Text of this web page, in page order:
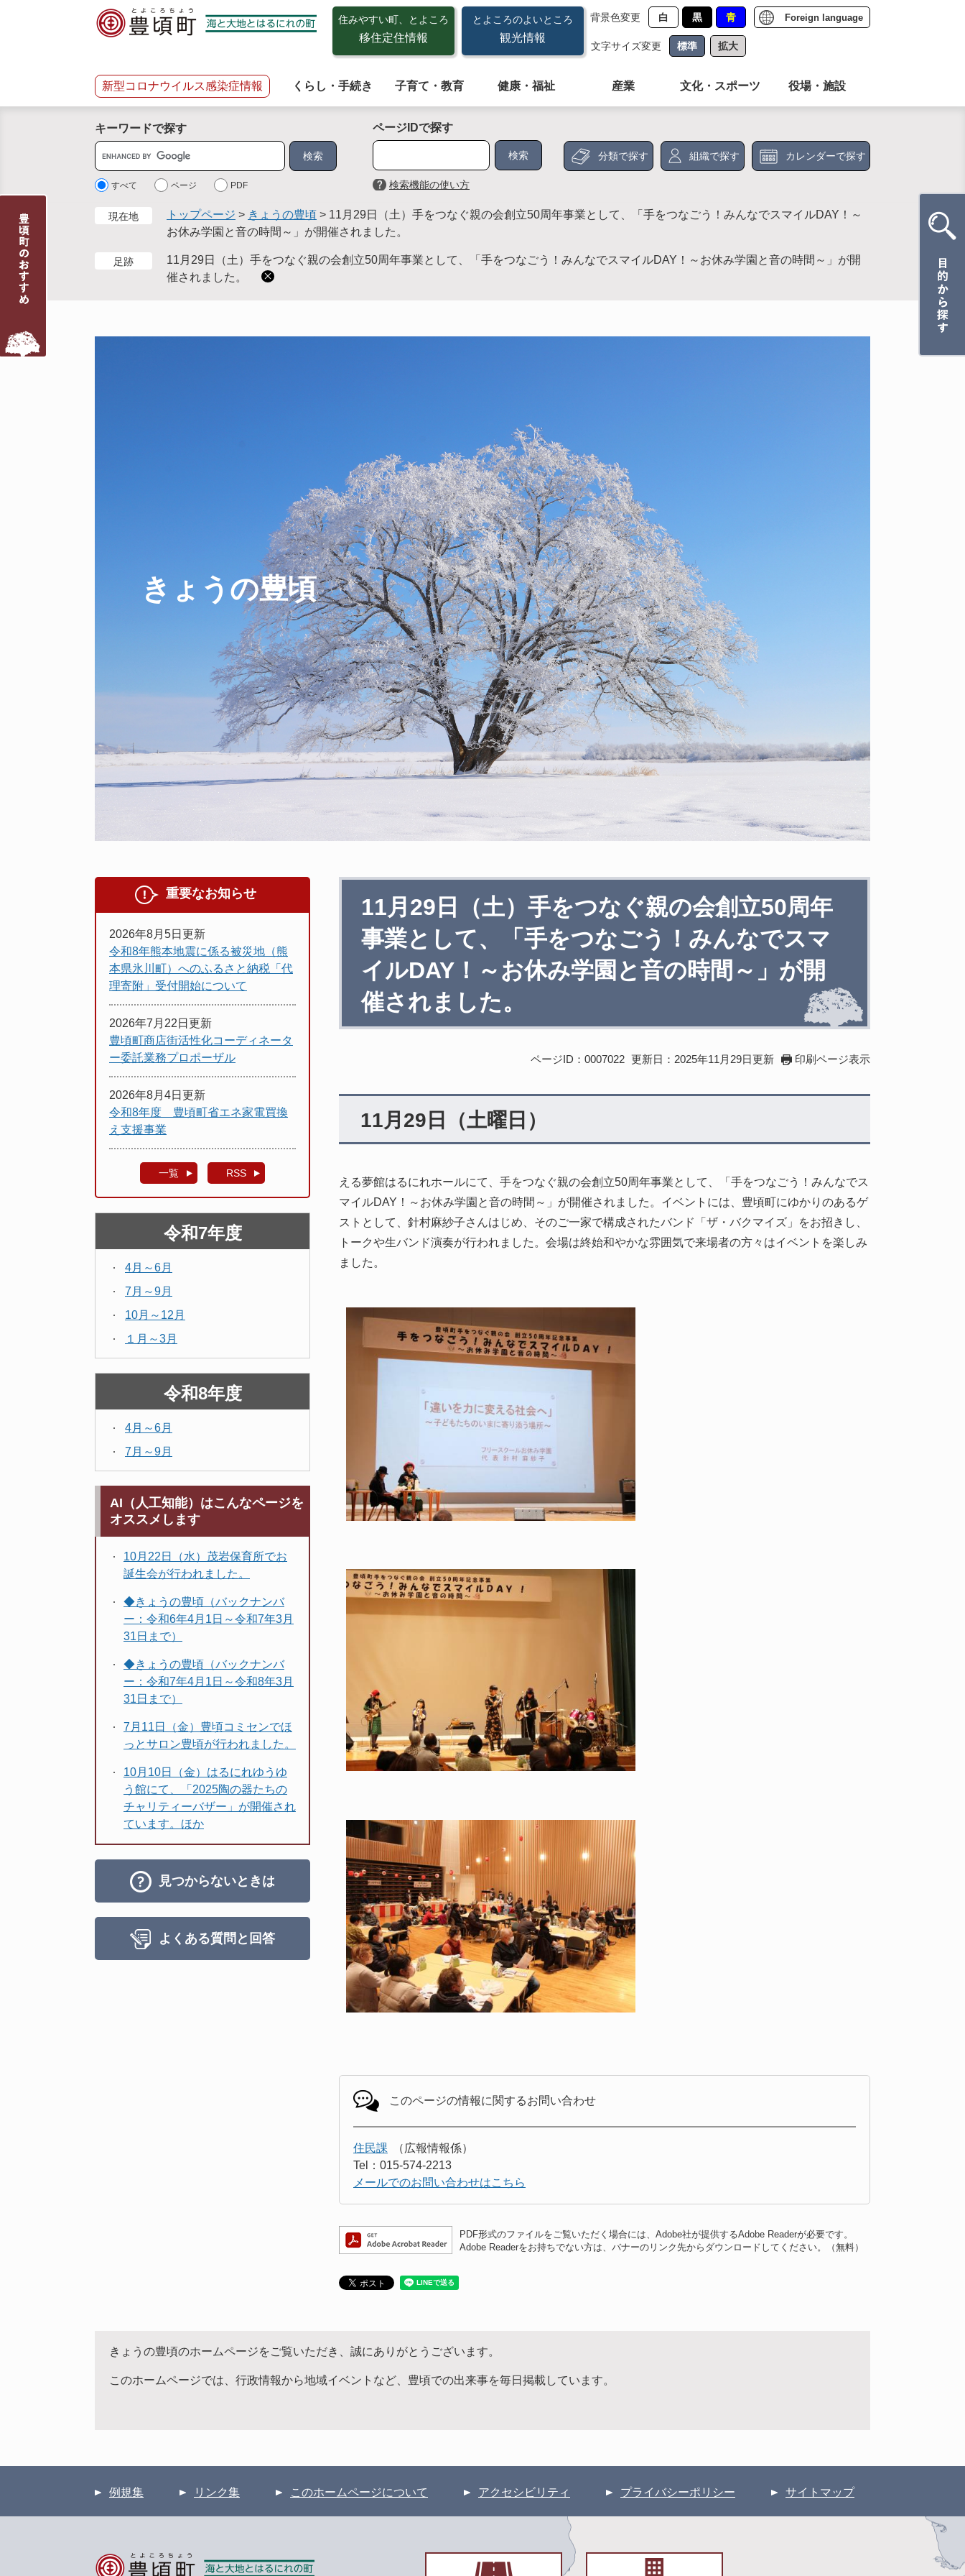
へ
住みやすい町、とよころ
移住定住情報
とよころのよいところ
観光情報
背景色変更 白 黒 青
文字サイズ変更 標準 拡大
Foreign language
新型コロナウイルス感染症情報 くらし・手続き 子育て・教育 健康・福祉 産業 文化・スポーツ 役場・施設
キーワードで探す
サ
イ
ト すべて ページ PDF
ページIDで探す
検索機能の使い方
分類で探す 組織で探す カレンダーで探す
現在地 トップページ > きょうの豊頃 > 11月29日（土）手をつなぐ親の会創立50周年事業として、「手をつなごう！みんなでスマイルDAY！～
お休み学園と音の時間～」が開催されました。
足跡
11月29日（土）手をつなぐ親の会創立50周年事業として、「手をつなごう！みんなでスマイルDAY！～お休み学園と音の時間～」が開
催されました。
きょうの豊頃
11月29日（土）手をつなぐ親の会創立50周年
事業として、「手をつなごう！みんなでスマ
イルDAY！～お休み学園と音の時間～」が開
催されました。
ページID：0007022 更新日：2025年11月29日更新 印刷ページ表示
11月29日（土曜日）
える夢館はるにれホールにて、手をつなぐ親の会創立50周年事業として、「手をつなごう！みんなでス
マイルDAY！～お休み学園と音の時間～」が開催されました。イベントには、豊頃町にゆかりのあるゲ
ストとして、針村麻紗子さんはじめ、そのご一家で構成されたバンド「ザ・バクマイズ」をお招きし、
トークや生バンド演奏が行われました。会場は終始和やかな雰囲気で来場者の方々はイベントを楽しみ
ました。
このページの情報に関するお問い合わせ
住民課
広報情報係
Tel：015-574-2213
メールでのお問い合わせはこちら
PDF形式のファイルをご覧いただく場合には、Adobe社が提供するAdobe Readerが必要です。
Adobe Readerをお持ちでない方は、バナーのリンク先からダウンロードしてください。（無料）
重要なお知らせ
2026年8月5日更新
令和8年熊本地震に係る被災地（熊
本県氷川町）へのふるさと納税「代
理寄附」受付開始について
2026年7月22日更新
豊頃町商店街活性化コーディネータ
ー委託業務プロポーザル
2026年8月4日更新
令和8年度 豊頃町省エネ家電買換
え支援事業
一覧 RSS
令和7年度
4月～6月
7月～9月
10月～12月
１月～3月
令和8年度
4月～6月
7月～9月
AI（人工知能）はこんなページを
オススメします
10月22日（水）茂岩保育所でお
誕生会が行われました。
◆きょうの豊頃（バックナンバ
ー：令和6年4月1日～令和7年3月
31日まで）
◆きょうの豊頃（バックナンバ
ー：令和7年4月1日～令和8年3月
31日まで）
7月11日（金）豊頃コミセンでほ
っとサロン豊頃が行われました。
10月10日（金）はるにれゆうゆ
う館にて、「2025陶の器たちの
チャリティーバザー」が開催され
ています。ほか
見つからないときは
よくある質問と回答
きょうの豊頃のホームページをご覧いただき、誠にありがとうございます。
このホームページでは、行政情報から地域イベントなど、豊頃での出来事を毎日掲載しています。
例規集 リンク集 このホームページについて アクセシビリティ プライバシーポリシー サイトマップ